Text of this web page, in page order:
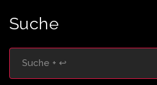
Suche